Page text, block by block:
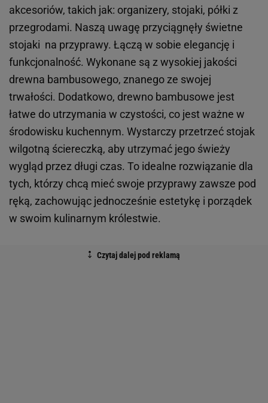
akcesoriów, takich jak: organizery, stojaki, półki z
przegrodami. Naszą uwagę przyciągnęły świetne
stojaki na przyprawy. Łączą w sobie elegancję i
funkcjonalność. Wykonane są z wysokiej jakości
drewna bambusowego, znanego ze swojej
trwałości. Dodatkowo, drewno bambusowe jest
łatwe do utrzymania w czystości, co jest ważne w
środowisku kuchennym. Wystarczy przetrzeć stojak
wilgotną ściereczką, aby utrzymać jego świeży
wygląd przez długi czas. To idealne rozwiązanie dla
tych, którzy chcą mieć swoje przyprawy zawsze pod
ręką, zachowując jednocześnie estetykę i porządek
w swoim kulinarnym królestwie.